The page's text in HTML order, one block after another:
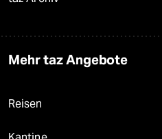
Mehr taz Angebote
Reisen